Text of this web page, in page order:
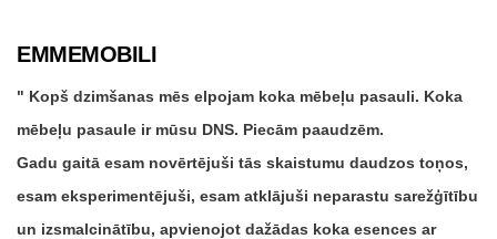
EMMEMOBILI
Kopš dzimšanas mēs elpojam koka mēbeļu pasauli. Koka
mēbeļu pasaule ir mūsu DNS. Piecām paaudzēm.
Gadu gaitā esam novērtējuši tās skaistumu daudzos toņos,
esam eksperimentējuši, esam atklājuši neparastu sarežģītību
un izsmalcinātību, apvienojot dažādas koka esences ar